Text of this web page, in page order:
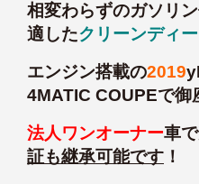
相変わらずのガソリ
適したクリーンディ
エンジン搭載の2019
4MATIC COUPEで御
法人ワンオーナー車
証も継承可能です ！